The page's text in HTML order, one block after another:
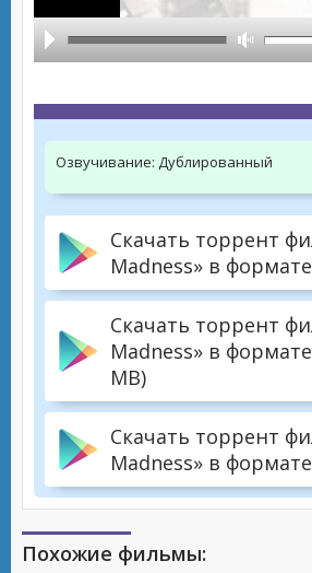
Озвучивание: Дублированный
Скачать торрент
Madness» в
Скачать торрент
Madness» в
MB)
Скачать торрент
Madness» в
Похожие фильмы: